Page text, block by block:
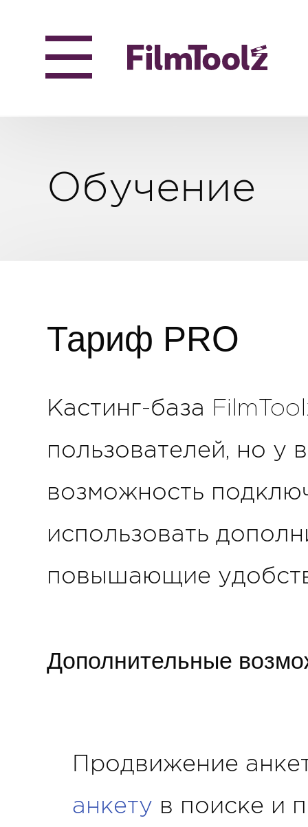
Обучение
Тариф PRO
Кастинг-база
пользователей, но у
возможность
использовать
повышающие
Дополнительные
Продвижение
анкету в поиске и